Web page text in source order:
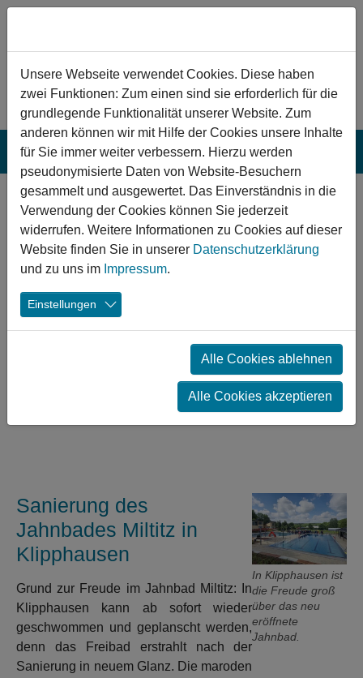
Zum Hauptinhalt springen
Ab ins kühle Nass!
03.09.2025
Klipphausen "Jahnbad Miltiz"
Park
Moringen Flaakebad Sport
Drei Freibäder feiern nach ihrer Sanierung einen
Strandbad Babelsberg in Potsdam und das Flaakebad in
Moringen sind frisch eröffnet und bieten wieder
In Klipphausen ist
die Freude groß
über das neu
eröffnete
Jahnbad.
Sanierung des
Jahnbades Miltitz in
Klipphausen
Grund zur Freude im Jahnbad Miltitz: In
Klipphausen kann ab sofort wieder
geschwommen und geplanscht werden,
denn das Freibad erstrahlt nach der
Sanierung in neuem Glanz. Die maroden
Unsere Webseite verwendet Cookies. Diese haben
zwei Funktionen: Zum einen sind sie erforderlich für die
grundlegende Funktionalität unserer Website. Zum
anderen können wir mit Hilfe der Cookies unsere Inhalte
für Sie immer weiter verbessern. Hierzu werden
pseudonymisierte Daten von Website-Besuchern
gesammelt und ausgewertet. Das Einverständnis in die
Verwendung der Cookies können Sie jederzeit
widerrufen. Weitere Informationen zu Cookies auf dieser
Website finden Sie in unserer Datenschutzerklärung
und zu uns im Impressum.
Einstellungen
Alle Cookies ablehnen
Alle Cookies akzeptieren